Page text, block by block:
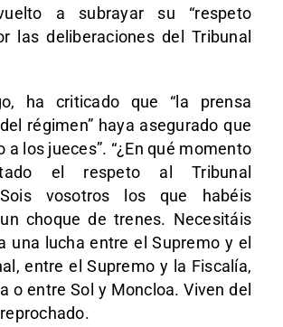
a subrayar su “respeto
las deliberaciones del Tribunal
ha criticado que “la prensa
régimen” haya asegurado que
a los jueces”. “¿En qué momento
el respeto al Tribunal
vosotros los que habéis
choque de trenes. Necesitáis
una lucha entre el Supremo y el
entre el Supremo y la Fiscalía,
o entre Sol y Moncloa. Viven del